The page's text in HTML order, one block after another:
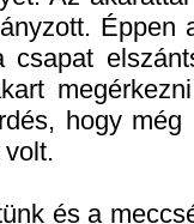
Éppen
csapat
hogy
és a